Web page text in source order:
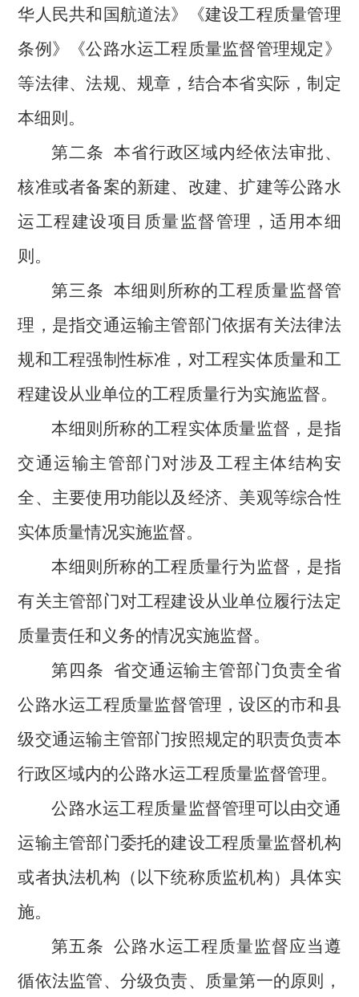
华人民共和国航道法》《建设工程质量管理
条例》《公路水运工程质量监督管理规定》
等法律、法规、规章，结合本省实际，制定
本细则。
第二条 本省行政区域内经依法审批、
核准或者备案的新建、改建、扩建等公路水
运工程建设项目质量监督管理，适用本细
则。
第三条 本细则所称的工程质量监督管
理，是指交通运输主管部门依据有关法律法
规和工程强制性标准，对工程实体质量和工
程建设从业单位的工程质量行为实施监督。
本细则所称的工程实体质量监督，是指
交通运输主管部门对涉及工程主体结构安
全、主要使用功能以及经济、美观等综合性
实体质量情况实施监督。
本细则所称的工程质量行为监督，是指
有关主管部门对工程建设从业单位履行法定
质量责任和义务的情况实施监督。
第四条 省交通运输主管部门负责全省
公路水运工程质量监督管理，设区的市和县
级交通运输主管部门按照规定的职责负责本
行政区域内的公路水运工程质量监督管理。
公路水运工程质量监督管理可以由交通
运输主管部门委托的建设工程质量监督机构
或者执法机构（以下统称质监机构）具体实
施。
第五条 公路水运工程质量监督应当遵
循依法监管、分级负责、质量第一的原则，